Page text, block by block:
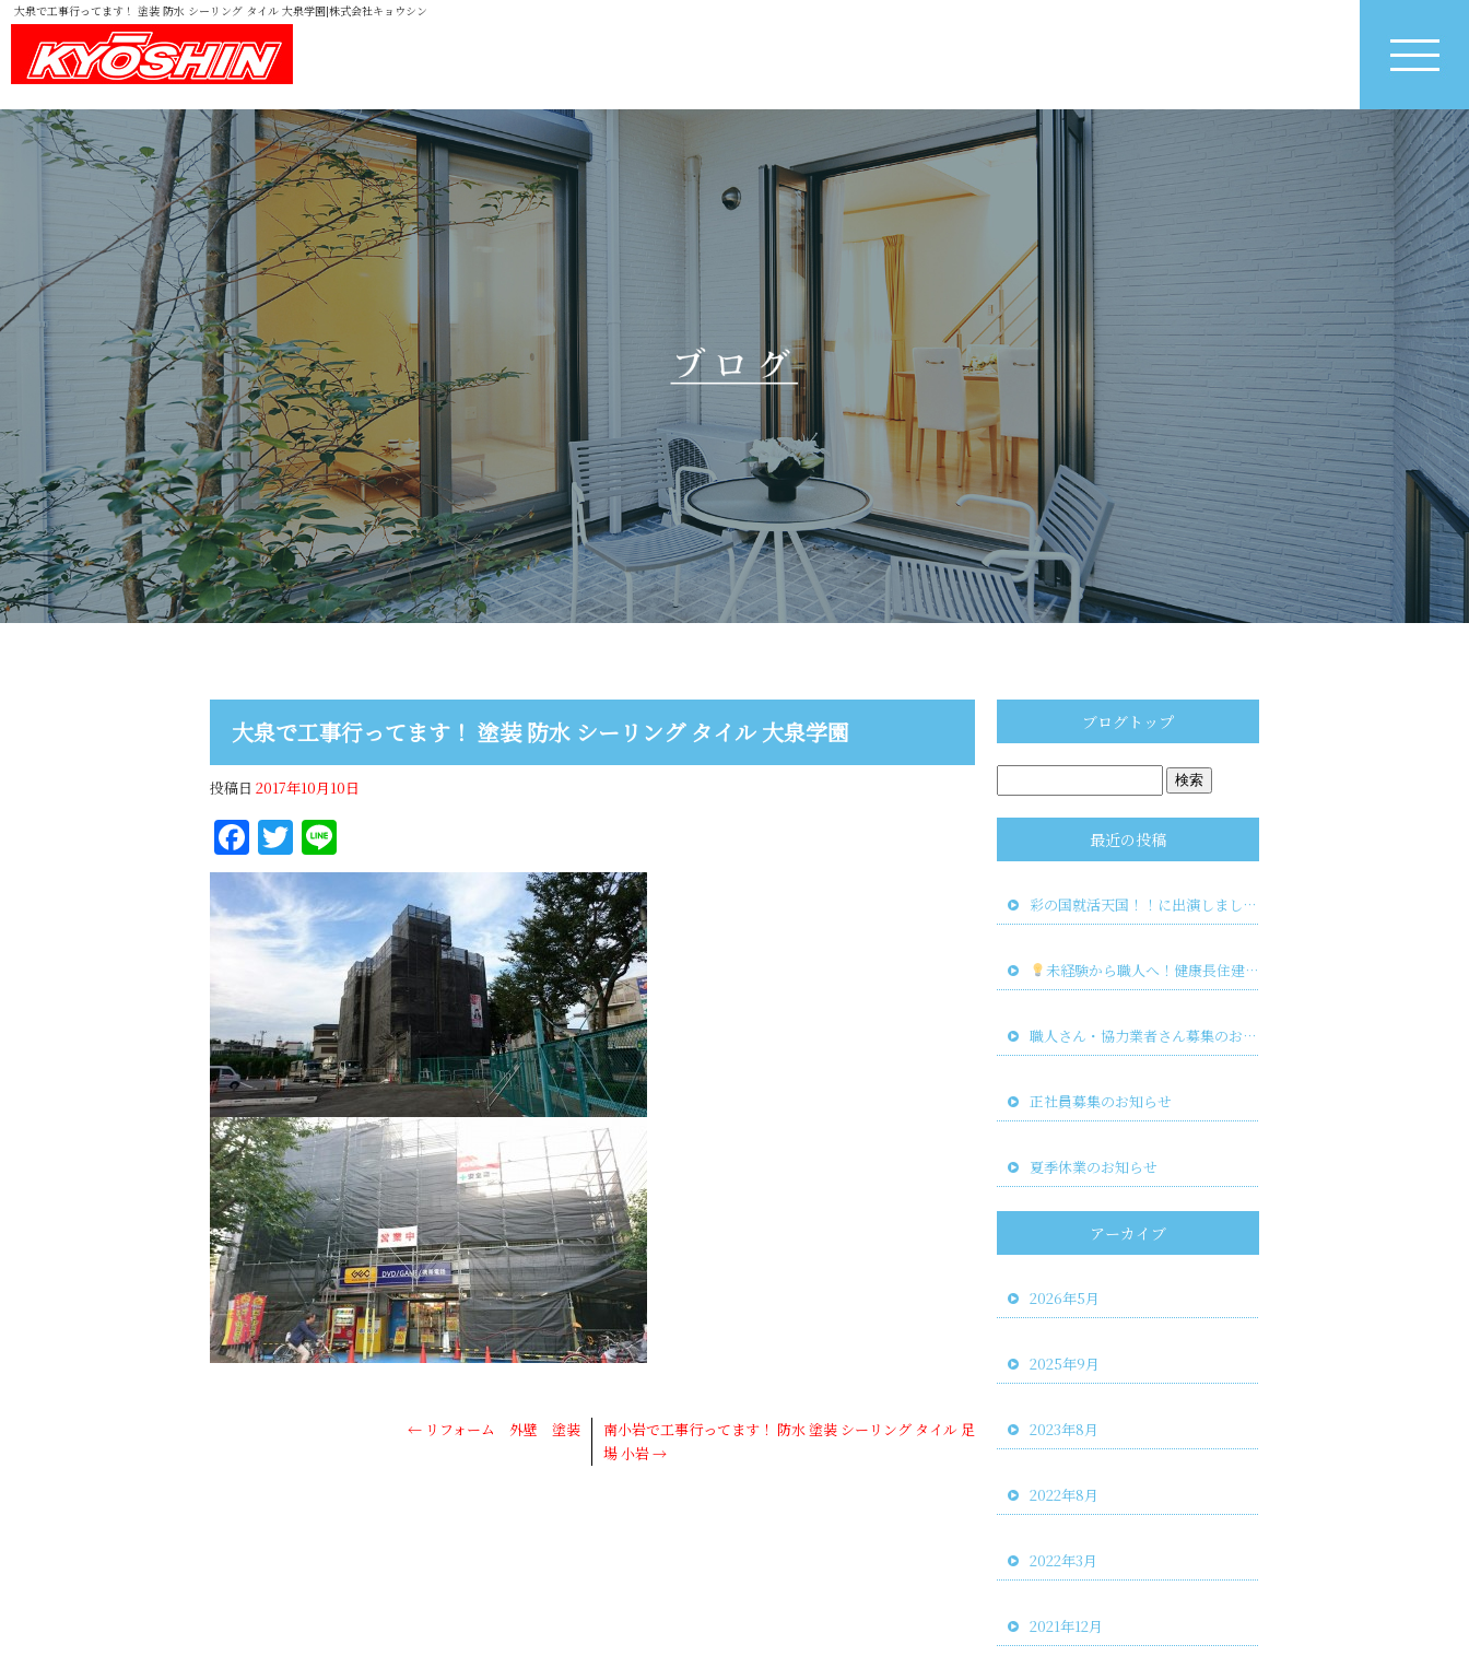
大泉で工事行ってます！ 塗装 防水 シーリング タイル 大泉学園|株式会社キョウシン
大泉で工事行ってます！ 塗装 防水 シーリング タイル 大泉学園
投稿日 2017年10月10日
Facebook
Twitter
← リフォーム 外壁 塗装
南小岩で工事行ってます！ 防水 塗装 シーリング タイル 足
場 小岩→
ブログトップ
最近の投稿
彩の国就活天国！！に出演しました！
未経験から職人へ！健康長住建物で新しいキャリアを築こう
職人さん・協力業者さん募集のお知らせ
正社員募集のお知らせ
夏季休業のお知らせ
アーカイブ
2026年5月
2025年9月
2023年8月
2022年8月
2022年3月
2021年12月